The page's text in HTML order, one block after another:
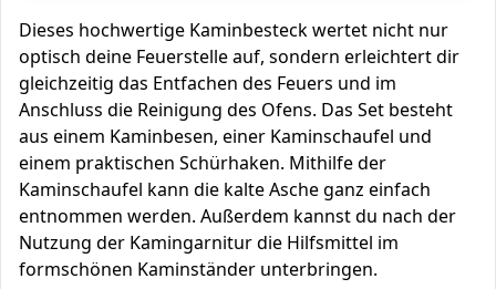
Dieses hochwertige Kaminbesteck wertet nicht nur
optisch deine Feuerstelle auf, sondern erleichtert dir
gleichzeitig das Entfachen des Feuers und im
Anschluss die Reinigung des Ofens. Das Set besteht
aus einem Kaminbesen, einer Kaminschaufel und
einem praktischen Schürhaken. Mithilfe der
Kaminschaufel kann die kalte Asche ganz einfach
entnommen werden. Außerdem kannst du nach der
Nutzung der Kamingarnitur die Hilfsmittel im
formschönen Kaminständer unterbringen.